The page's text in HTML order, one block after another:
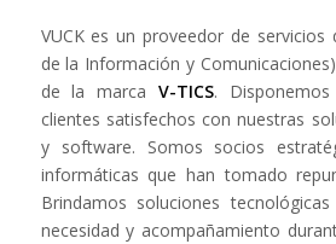
VUCK es un proveedor de servicios
de la Información y
de la marcaV-TICS.
clientes satisfechos con nuestras
y software. Somos socios
informáticas que han tomado
Brindamos soluciones
necesidad y acompañamiento